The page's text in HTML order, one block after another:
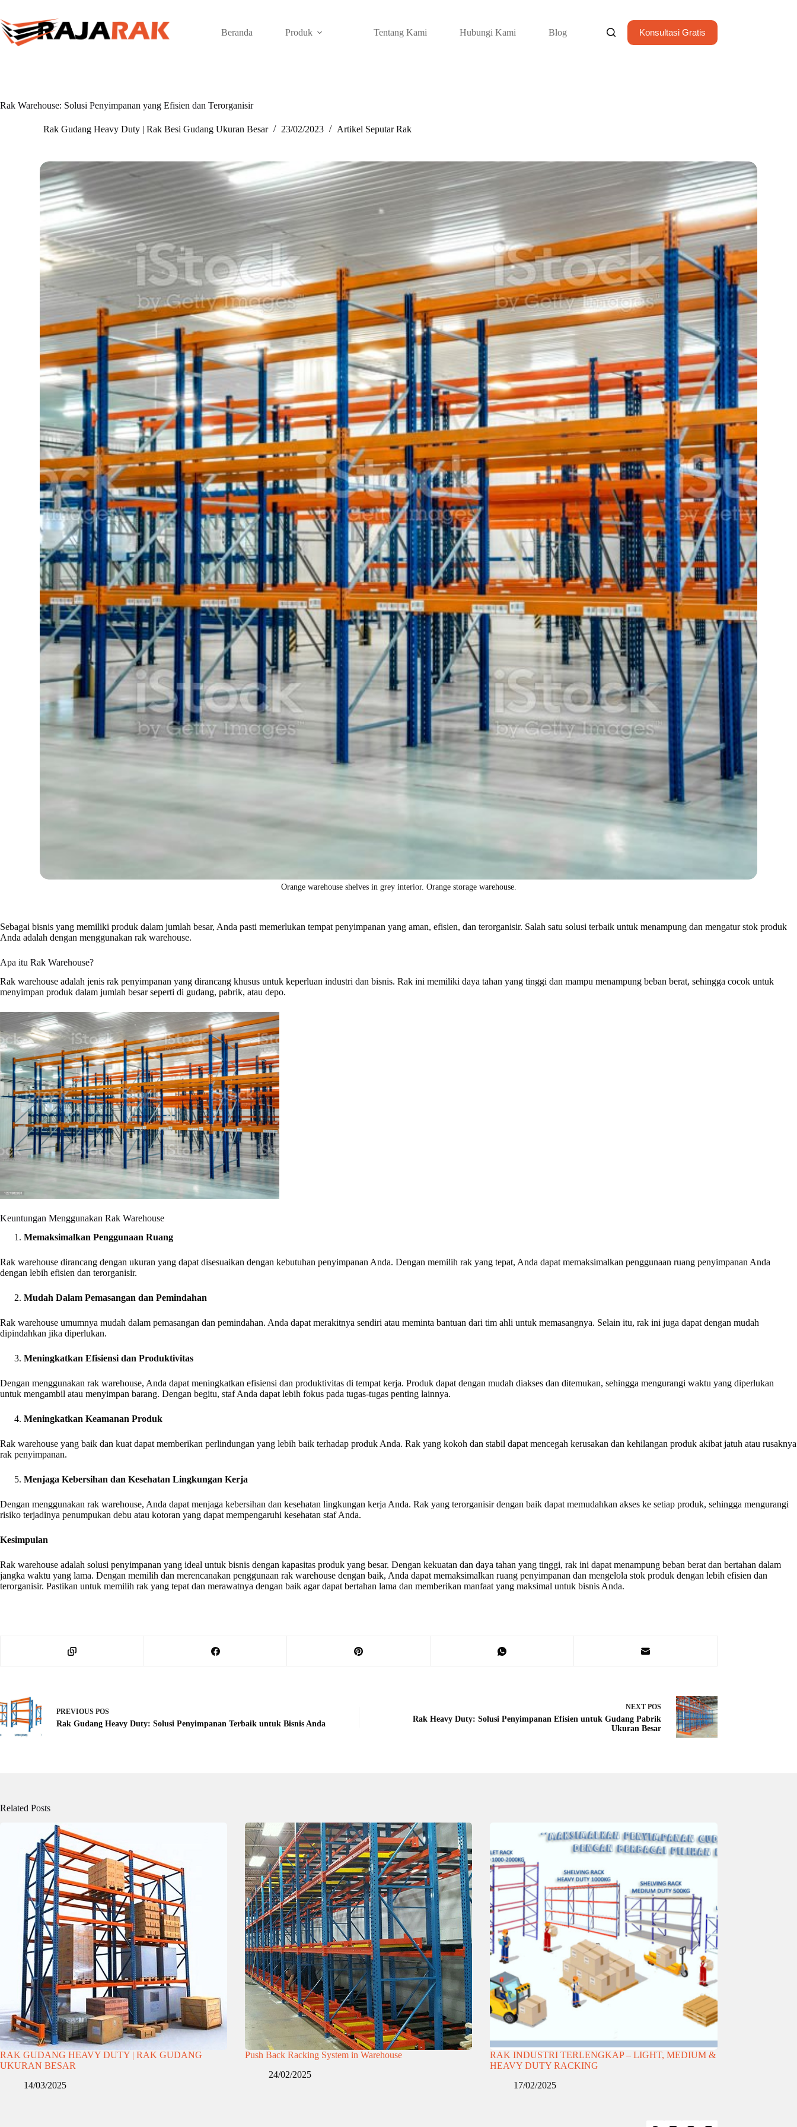
content
Beranda Produk Tentang Kami Hubungi Kami Blog Konsultasi Gratis
Rak Warehouse: Solusi Penyimpanan yang Efisien dan Terorganisir
Rak Gudang Heavy Duty | Rak Besi Gudang Ukuran Besar 23/02/2023 Artikel Seputar Rak
Orange warehouse shelves in grey interior. Orange storage warehouse.
Sebagai bisnis yang memiliki produk dalam jumlah besar, Anda pasti memerlukan tempat penyimpanan yang aman, efisien, dan terorganisir. Salah satu solusi terbaik untuk menampung dan mengatur stok produk
Anda adalah dengan menggunakan rak warehouse.
Apa itu Rak Warehouse?
Rak warehouse adalah jenis rak penyimpanan yang dirancang khusus untuk keperluan industri dan bisnis. Rak ini memiliki daya tahan yang tinggi dan mampu menampung beban berat, sehingga cocok untuk
menyimpan produk dalam jumlah besar seperti di gudang, pabrik, atau depo.
Keuntungan Menggunakan Rak Warehouse
Memaksimalkan Penggunaan Ruang
Rak warehouse dirancang dengan ukuran yang dapat disesuaikan dengan kebutuhan penyimpanan Anda. Dengan memilih rak yang tepat, Anda dapat memaksimalkan penggunaan ruang penyimpanan Anda
dengan lebih efisien dan terorganisir.
Mudah Dalam Pemasangan dan Pemindahan
Rak warehouse umumnya mudah dalam pemasangan dan pemindahan. Anda dapat merakitnya sendiri atau meminta bantuan dari tim ahli untuk memasangnya. Selain itu, rak ini juga dapat dengan mudah
dipindahkan jika diperlukan.
Meningkatkan Efisiensi dan Produktivitas
Dengan menggunakan rak warehouse, Anda dapat meningkatkan efisiensi dan produktivitas di tempat kerja. Produk dapat dengan mudah diakses dan ditemukan, sehingga mengurangi waktu yang diperlukan
untuk mengambil atau menyimpan barang. Dengan begitu, staf Anda dapat lebih fokus pada tugas-tugas penting lainnya.
Meningkatkan Keamanan Produk
Rak warehouse yang baik dan kuat dapat memberikan perlindungan yang lebih baik terhadap produk Anda. Rak yang kokoh dan stabil dapat mencegah kerusakan dan kehilangan produk akibat jatuh atau rusaknya
rak penyimpanan.
Menjaga Kebersihan dan Kesehatan Lingkungan Kerja
Dengan menggunakan rak warehouse, Anda dapat menjaga kebersihan dan kesehatan lingkungan kerja Anda. Rak yang terorganisir dengan baik dapat memudahkan akses ke setiap produk, sehingga mengurangi
risiko terjadinya penumpukan debu atau kotoran yang dapat mempengaruhi kesehatan staf Anda.
Kesimpulan
Rak warehouse adalah solusi penyimpanan yang ideal untuk bisnis dengan kapasitas produk yang besar. Dengan kekuatan dan daya tahan yang tinggi, rak ini dapat menampung beban berat dan bertahan dalam
jangka waktu yang lama. Dengan memilih dan merencanakan penggunaan rak warehouse dengan baik, Anda dapat memaksimalkan ruang penyimpanan dan mengelola stok produk dengan lebih efisien dan
terorganisir. Pastikan untuk memilih rak yang tepat dan merawatnya dengan baik agar dapat bertahan lama dan memberikan manfaat yang maksimal untuk bisnis Anda.
PREVIOUS POS
Rak Gudang Heavy Duty: Solusi Penyimpanan Terbaik untuk Bisnis Anda
NEXT POS
Rak Heavy Duty: Solusi Penyimpanan Efisien untuk Gudang Pabrik
Ukuran Besar
Related Posts
RAK GUDANG HEAVY DUTY | RAK GUDANG
UKURAN BESAR
14/03/2025
Push Back Racking System in Warehouse
24/02/2025
RAK INDUSTRI TERLENGKAP – LIGHT, MEDIUM &
HEAVY DUTY RACKING
17/02/2025